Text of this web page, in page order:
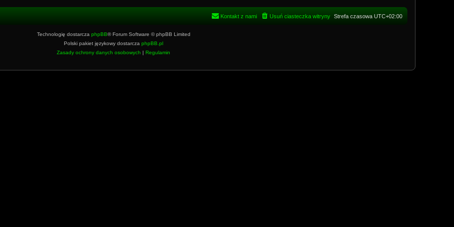
Strefa czasowa UTC+02:00
Usuń ciasteczka witryny
Kontakt z nami
Technologię dostarcza phpBB® Forum Software © phpBB Limited
Polski pakiet językowy dostarcza phpBB.pl
Zasady ochrony danych osobowych | Regulamin